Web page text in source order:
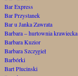
Bar Express
Bar Przystanek
Bar u Janka Zawrata
Barbara – hurtownia krawiecka
Barbara Kuzior
Barbara Szczygieł
Barbórki
Bart Plucinski